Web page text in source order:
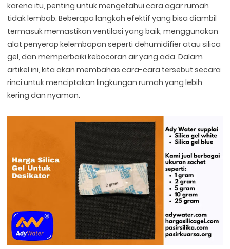
karena itu, penting untuk mengetahui cara agar rumah
tidak lembab. Beberapa langkah efektif yang bisa diambil
termasuk memastikan ventilasi yang baik, menggunakan
alat penyerap kelembapan seperti dehumidifier atau silica
gel, dan memperbaiki kebocoran air yang ada. Dalam
artikel ini, kita akan membahas cara-cara tersebut secara
rinci untuk menciptakan lingkungan rumah yang lebih
kering dan nyaman.